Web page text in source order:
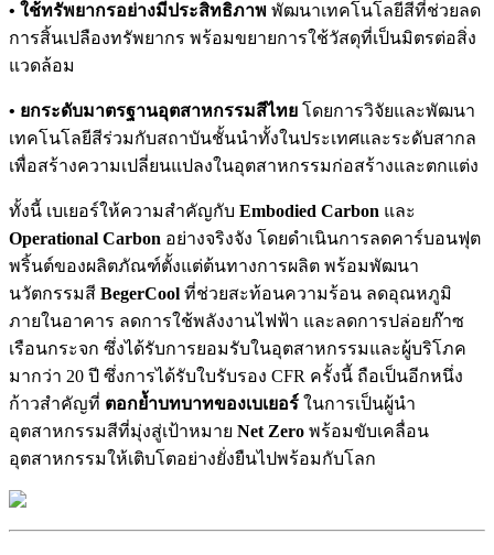
• ใช้ทรัพยากรอย่างมีประสิทธิภาพ พัฒนาเทคโนโลยีสีที่ช่วยลด
การสิ้นเปลืองทรัพยากร พร้อมขยายการใช้วัสดุที่เป็นมิตรต่อสิ่ง
แวดล้อม
• ยกระดับมาตรฐานอุตสาหกรรมสีไทย โดยการวิจัยและพัฒนา
เทคโนโลยีสีร่วมกับสถาบันชั้นนำทั้งในประเทศและระดับสากล
เพื่อสร้างความเปลี่ยนแปลงในอุตสาหกรรมก่อสร้างและตกแต่ง
ทั้งนี้ เบเยอร์ให้ความสำคัญกับ Embodied Carbon และ
Operational Carbon อย่างจริงจัง โดยดำเนินการลดคาร์บอนฟุต
พริ้นต์ของผลิตภัณฑ์ตั้งแต่ต้นทางการผลิต พร้อมพัฒนา
นวัตกรรมสี BegerCool ที่ช่วยสะท้อนความร้อน ลดอุณหภูมิ
ภายในอาคาร ลดการใช้พลังงานไฟฟ้า และลดการปล่อยก๊าซ
เรือนกระจก ซึ่งได้รับการยอมรับในอุตสาหกรรมและผู้บริโภค
มากว่า 20 ปี ซึ่งการได้รับใบรับรอง CFR ครั้งนี้ ถือเป็นอีกหนึ่ง
ก้าวสำคัญที่ ตอกย้ำบทบาทของเบเยอร์ ในการเป็นผู้นำ
อุตสาหกรรมสีที่มุ่งสู่เป้าหมาย Net Zero พร้อมขับเคลื่อน
อุตสาหกรรมให้เติบโตอย่างยั่งยืนไปพร้อมกับโลก